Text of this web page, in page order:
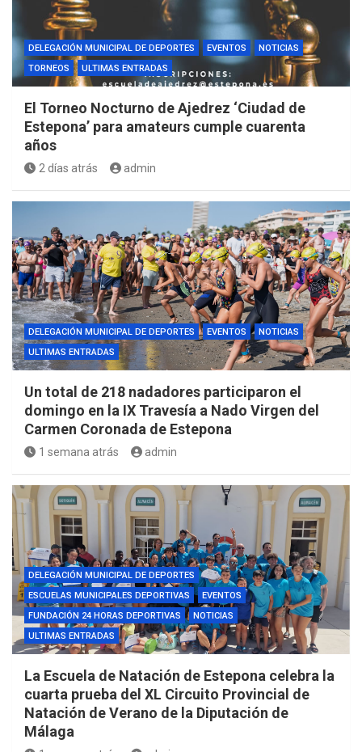
DELEGACIÓN MUNICIPAL DE DEPORTES EVENTOS
NOTICIAS
TORNEOS
ULTIMAS ENTRADAS
El Torneo Nocturno de Ajedrez ‘Ciudad de
Estepona’ para amateurs cumple cuarenta
años
2 días atrás admin
DELEGACIÓN MUNICIPAL DE DEPORTES EVENTOS
NOTICIAS
ULTIMAS ENTRADAS
Un total de 218 nadadores participaron el
domingo en la IX Travesía a Nado Virgen del
Carmen Coronada de Estepona
1 semana atrás admin
DELEGACIÓN MUNICIPAL DE DEPORTES
ESCUELAS MUNICIPALES DEPORTIVAS
EVENTOS
FUNDACIÓN 24 HORAS DEPORTIVAS
NOTICIAS
ULTIMAS ENTRADAS
La Escuela de Natación de Estepona celebra la
cuarta prueba del XL Circuito Provincial de
Natación de Verano de la Diputación de
Málaga